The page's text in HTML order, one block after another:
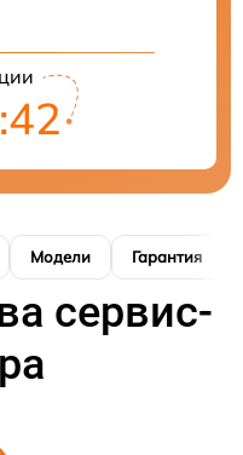
Модели Гарантия
сервис-